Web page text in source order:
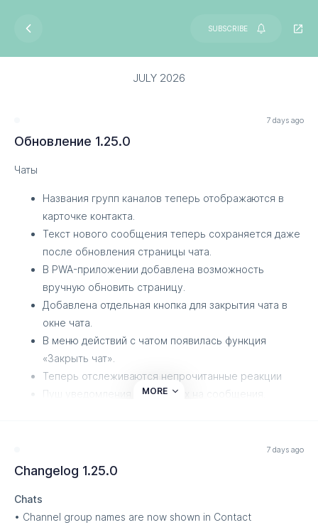
SUBSCRIBE
JULY 2026
7 days ago
Обновление 1.25.0
Чаты
Названия групп каналов теперь отображаются в
карточке контакта.
Текст нового сообщения теперь сохраняется даже
после обновления страницы чата.
В PWA-приложении добавлена возможность
вручную обновить страницу.
Добавлена отдельная кнопка для закрытия чата в
окне чата.
В меню действий с чатом появилась функция
«Закрыть чат».
Теперь отслеживаются непрочитанные реакции
Пуш уведомления о реакциях на сообщения.
отдельных сотрудников за конкретными чатами.
Добавлены алгоритмы автоматического
ответственным сотрудникам.
MORE
7 days ago
Changelog 1.25.0
Chats
• Channel group names are now shown in Contact